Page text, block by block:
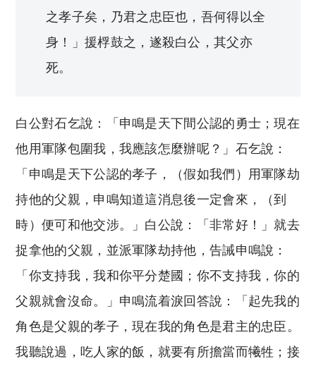
之孝子矣，乃君之忠臣也，吾何得以全
身！」援桴鼓之，遂殺白公，其父亦
死。
白公對石乞說：「申鳴是天下間公認的勇士；現在
他用軍隊包圍我，我應該怎麼辦呢？」石乞說：
「申鳴是天下公認的孝子，（假如我們）用軍隊劫
持他的父親，申鳴知道這消息後一定會來，（到
時）便可和他交涉。」白公說：「非常好！」就去
捉拿他的父親，並派軍隊劫持他，告誡申鳴說：
「你支持我，我和你平分楚國；你不支持我，你的
父親就會沒命。」申鳴流着淚回答說：「起先我的
角色是父親的孝子，現在我的角色是君主的忠臣。
我聽說過，吃人家的飯，就要有所擔當而犧牲；接